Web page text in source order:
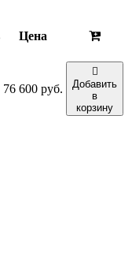
Цена
76 600 руб.
Добавить
в
корзину